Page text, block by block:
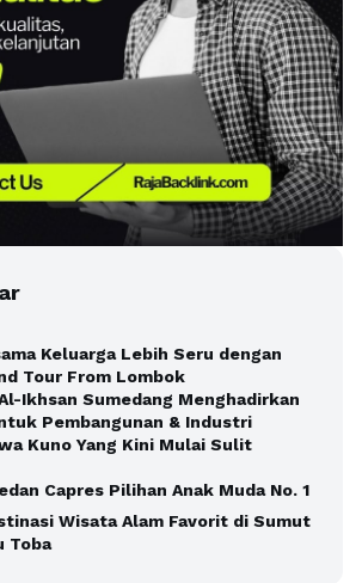
Keluarga Lebih Seru dengan
Tour From Lombok
Ikhsan Sumedang Menghadirkan
Pembangunan & Industri
Kuno Yang Kini Mulai Sulit
Capres Pilihan Anak Muda No. 1
Wisata Alam Favorit di Sumut
Toba